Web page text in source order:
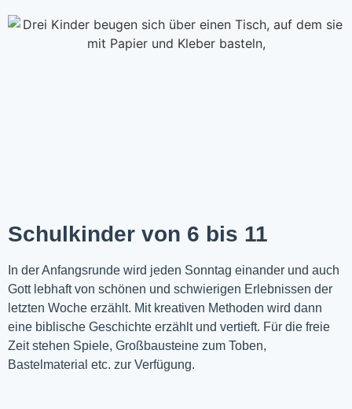
Schulkinder von 6 bis 11
In der Anfangsrunde wird jeden Sonntag einander und auch
Gott lebhaft von schönen und schwierigen Erlebnissen der
letzten Woche erzählt. Mit kreativen Methoden wird dann
eine biblische Geschichte erzählt und vertieft. Für die freie
Zeit stehen Spiele, Großbausteine zum Toben,
Bastelmaterial etc. zur Verfügung.